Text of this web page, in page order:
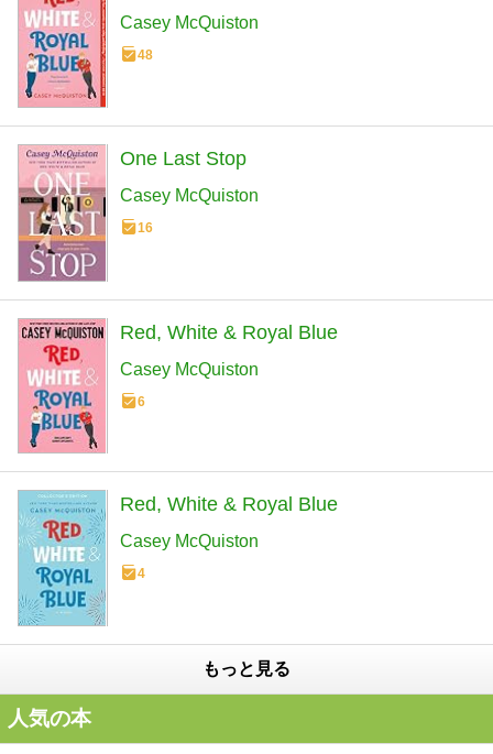
Casey McQuiston
48
One Last Stop
Casey McQuiston
16
Red, White & Royal Blue
Casey McQuiston
6
Red, White & Royal Blue
Casey McQuiston
4
もっと見る
人気の本